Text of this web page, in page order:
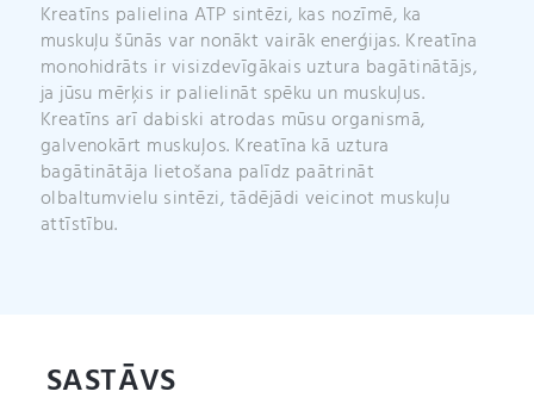
Kreatīns palielina ATP sintēzi, kas nozīmē, ka
muskuļu šūnās var nonākt vairāk enerģijas. Kreatīna
monohidrāts ir visizdevīgākais uztura bagātinātājs,
ja jūsu mērķis ir palielināt spēku un muskuļus.
Kreatīns arī dabiski atrodas mūsu organismā,
galvenokārt muskuļos. Kreatīna kā uztura
bagātinātāja lietošana palīdz paātrināt
olbaltumvielu sintēzi, tādējādi veicinot muskuļu
attīstību.
SASTĀVS